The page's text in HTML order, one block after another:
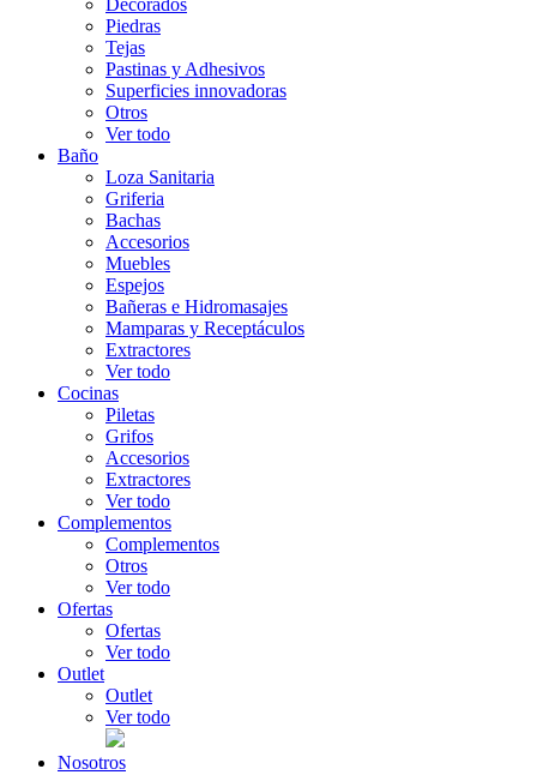
Decorados
Piedras
Tejas
Pastinas y Adhesivos
Superficies innovadoras
Otros
Ver todo
Baño
Loza Sanitaria
Griferia
Bachas
Accesorios
Muebles
Espejos
Bañeras e Hidromasajes
Mamparas y Receptáculos
Extractores
Ver todo
Cocinas
Piletas
Grifos
Accesorios
Extractores
Ver todo
Complementos
Complementos
Otros
Ver todo
Ofertas
Ofertas
Ver todo
Outlet
Outlet
Ver todo
Nosotros